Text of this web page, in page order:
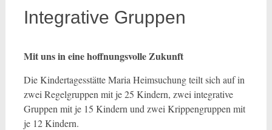
Integrative Gruppen
Mit uns in eine hoffnungsvolle Zukunft
Die Kindertagesstätte Maria Heimsuchung teilt sich auf in
zwei Regelgruppen mit je 25 Kindern, zwei integrative
Gruppen mit je 15 Kindern und zwei Krippengruppen mit
je 12 Kindern.